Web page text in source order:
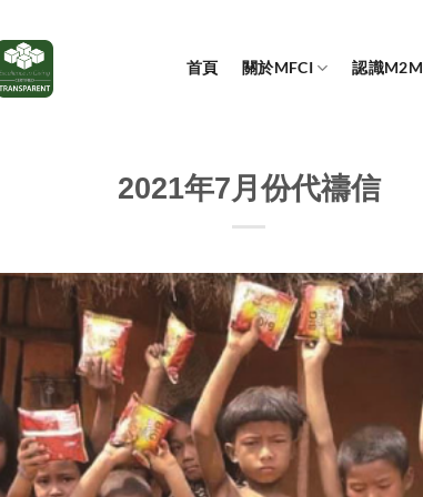
首頁 關於MFCI 認識M2M
2021年7月份代禱信